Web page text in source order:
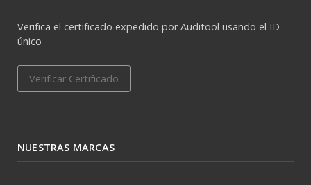
Verifica el certificado expedido por Auditool usando el ID
único
Verificar Certificado
NUESTRAS MARCAS